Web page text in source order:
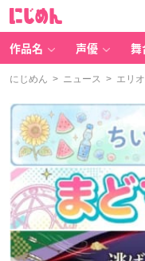
作品名 声優 舞
にじめん > ニュース > エリ